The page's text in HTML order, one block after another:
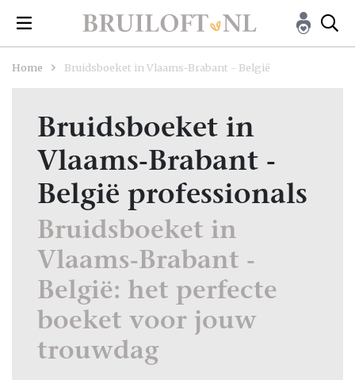
Home Bruidsboeket in Vlaams-Brabant - België
Bruidsboeket in
Vlaams-Brabant -
België professionals
Bruidsboeket in
Vlaams-Brabant -
België: het perfecte
boeket voor jouw
trouwdag